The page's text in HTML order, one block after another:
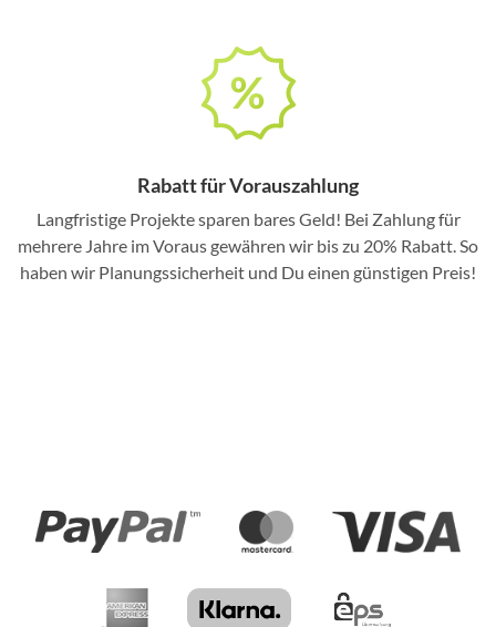
Rabatt für Vorauszahlung
Langfristige Projekte sparen bares Geld! Bei Zahlung für
mehrere Jahre im Voraus gewähren wir bis zu 20% Rabatt. So
haben wir Planungssicherheit und Du einen günstigen Preis!